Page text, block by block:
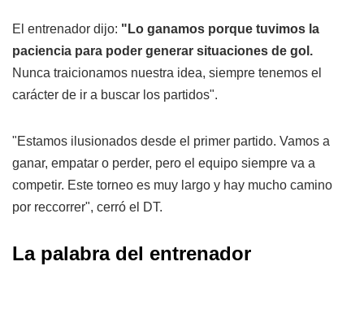
El entrenador dijo: "Lo ganamos porque tuvimos la
paciencia para poder generar situaciones de gol.
Nunca traicionamos nuestra idea, siempre tenemos el
carácter de ir a buscar los partidos".
"Estamos ilusionados desde el primer partido. Vamos a
ganar, empatar o perder, pero el equipo siempre va a
competir. Este torneo es muy largo y hay mucho camino
por reccorrer", cerró el DT.
La palabra del entrenador